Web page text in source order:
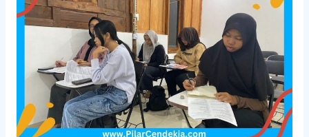
Ini
Dijamin
Ketagihan
Belajar!